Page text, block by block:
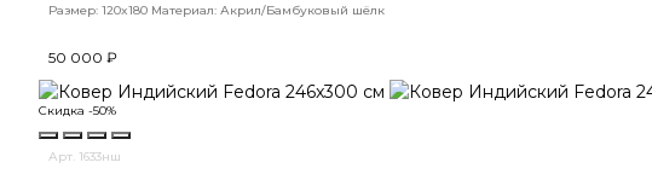
Размер: 120x180 Материал: Акрил/Бамбуковый шёлк
50 000 ₽
Скидка -50%
Арт. 1633нш